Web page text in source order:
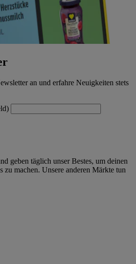
an und erfahre Neuigkeiten stets
geben täglich unser Bestes, um deinen
zu machen. Unsere anderen Märkte tun